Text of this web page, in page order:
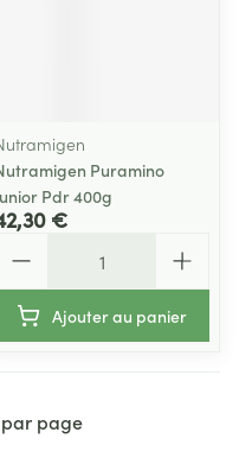
Puramino
Pdr 400g
€
Ajouter au panier
par page